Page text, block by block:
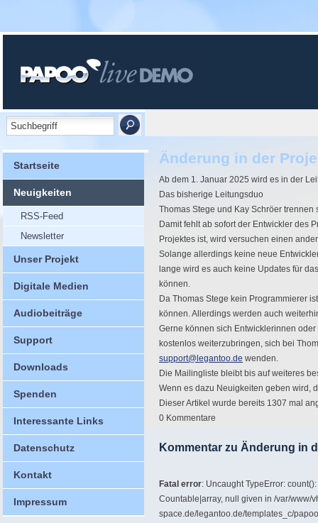
Startseite
Neuigkeiten
RSS-Feed
Newsletter
Unser Projekt
Digitale Medien
Audiobeiträge
Support
Downloads
Spenden
Interessante Links
Datenschutz
Kontakt
Impressum
Änderung in der
Ab dem 1. Januar 2025 wird es in der
Das bisherige Leitungsduo
Thomas Stege und Kay Schröer trennen
Damit fehlt ab sofort der Entwickler des
Projektes ist, wird versuchen einen
Solange allerdings keine neue
lange wird es auch keine Updates für
können.
Da Thomas Stege kein Programmierer
können. Allerdings werden auch
Gerne können sich Entwicklerinnen
kostenlos weiterzubringen, sich bei
support@legantoo.de wenden.
Die Mailingliste bleibt bis auf weiteres
Wenn es dazu Neuigkeiten geben wird,
Dieser Artikel wurde bereits 1307 mal
0 Kommentare
Kommentar zu Änderung in
Fatal error: Uncaught TypeError:
Countable|array, null given in /var/www/
space.de/legantoo.de/templates_c/